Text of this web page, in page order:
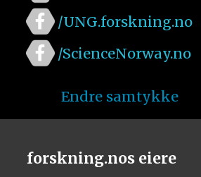
/UNG.forskning.no
/ScienceNorway.no
Endre samtykke
forskning.nos eiere